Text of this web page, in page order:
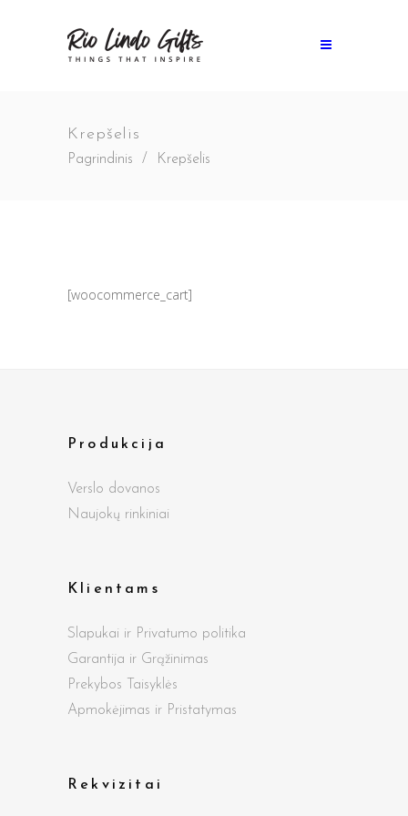
Krepšelis
Pagrindinis / Krepšelis
[woocommerce_cart]
Produkcija
Verslo dovanos
Naujokų rinkiniai
Klientams
Slapukai ir Privatumo politika
Garantija ir Grąžinimas
Prekybos Taisyklės
Apmokėjimas ir Pristatymas
Rekvizitai